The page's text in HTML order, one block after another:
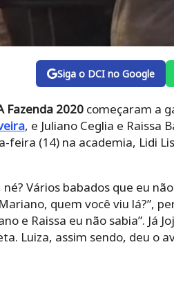
Siga o DCI no Google
Fazenda 2020começaram a
, e Juliano Ceglia e Raissa
feira (14) na academia, Lidi
Vários babados que eu
quem você viu lá?”,
e Raissa eu não sabia”. Já
Luiza, assim sendo, deu o